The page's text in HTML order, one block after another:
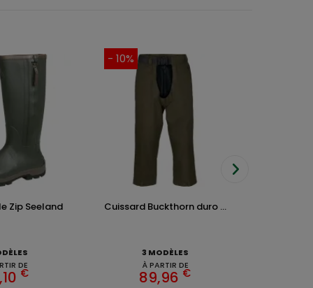
Zip Seeland
DE
€
- 10%
Cuissard Buckthorn duro ...
3 MODÈLES
À PARTIR DE
89,96 €